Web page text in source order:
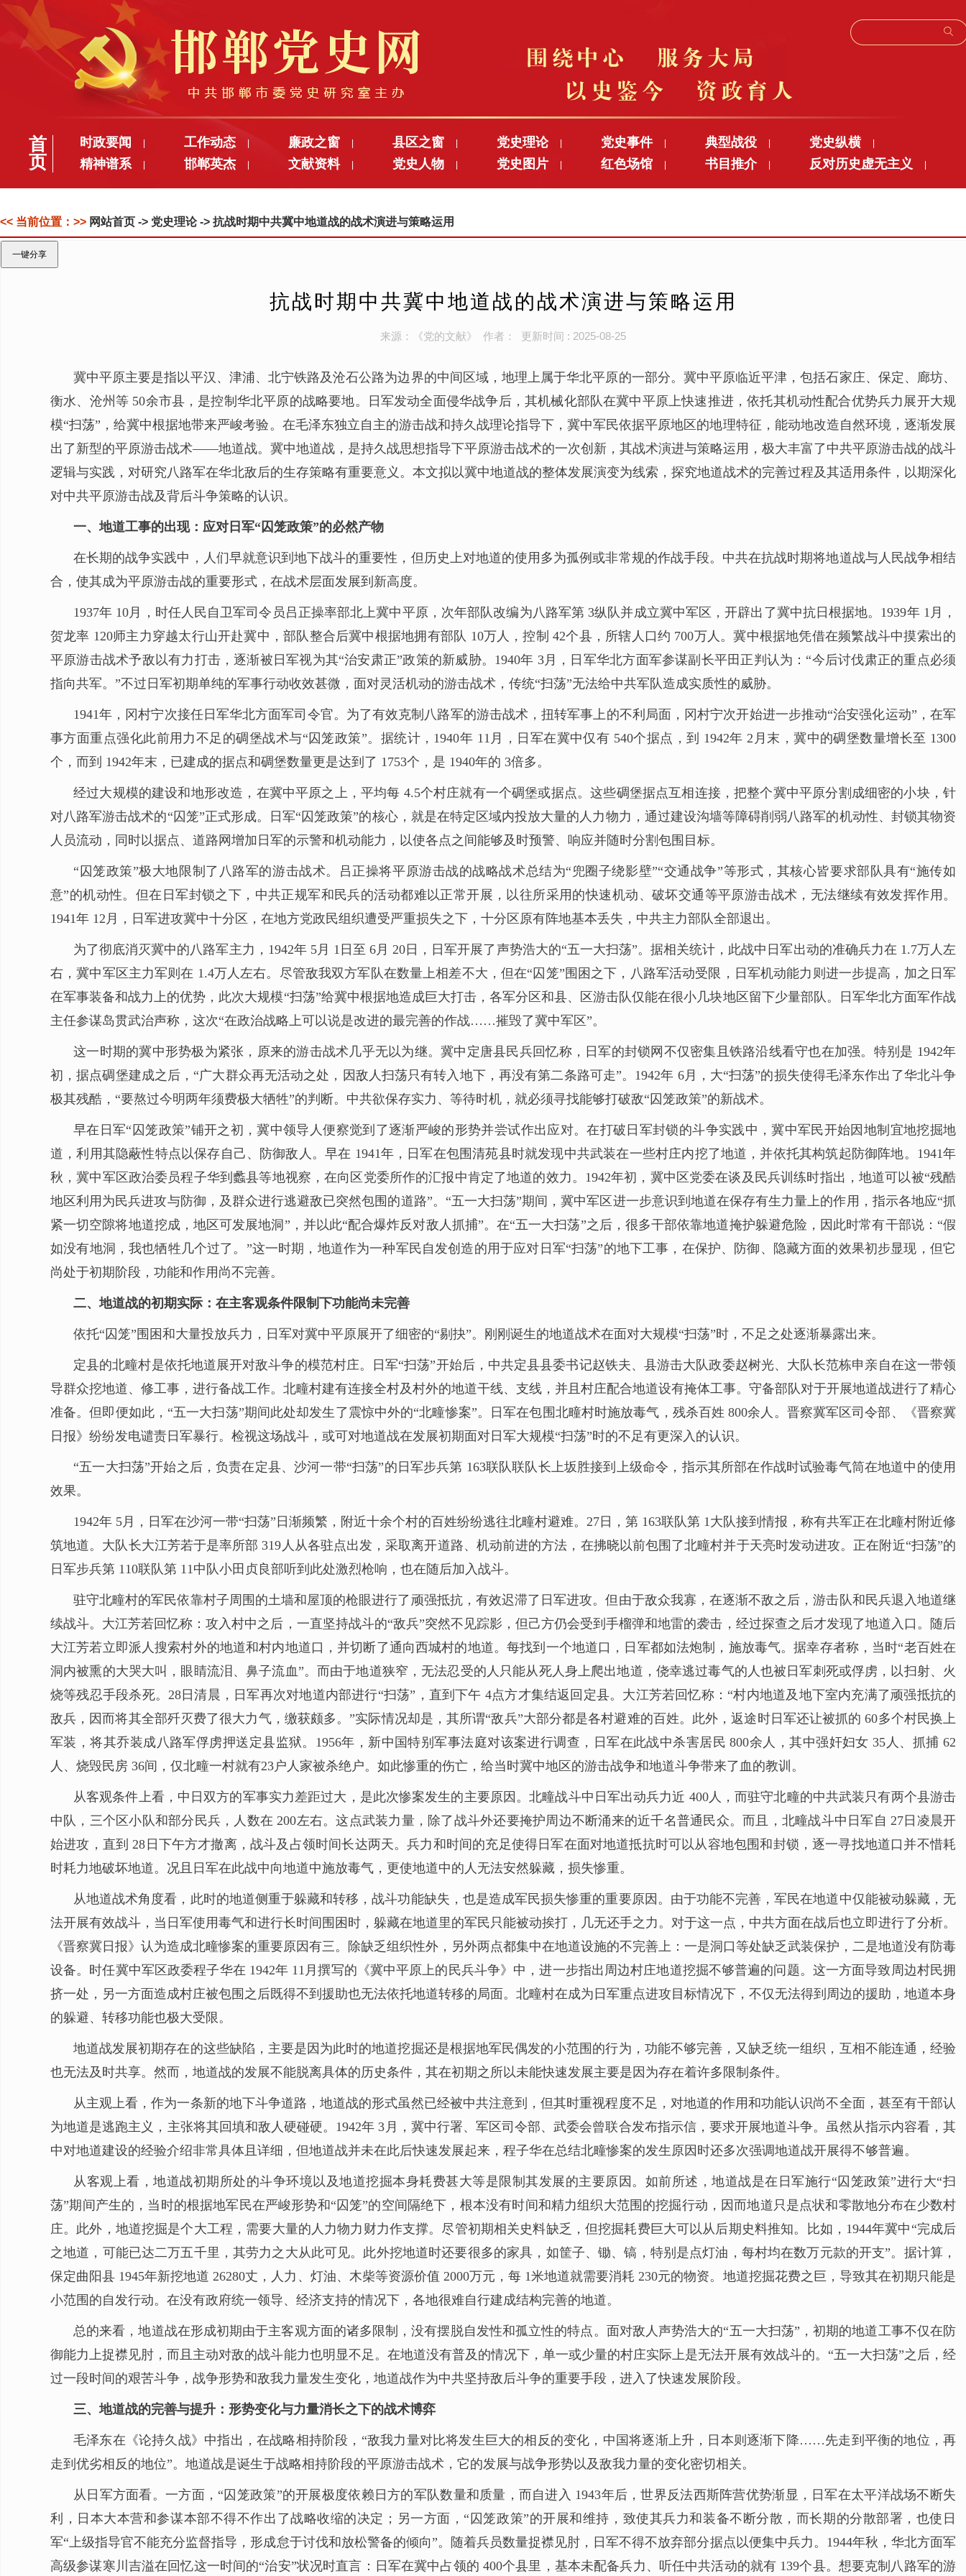
首
页
时政要闻 工作动态 廉政之窗 县区之窗 党史理论 党史事件 典型战役 党史纵横
精神谱系 邯郸英杰 文献资料 党史人物 党史图片 红色场馆 书目推介 反对历史虚无主义
<< 当前位置：>> 网站首页 -> 党史理论 -> 抗战时期中共冀中地道战的战术演进与策略运用
一键分享
抗战时期中共冀中地道战的战术演进与策略运用
来源：《党的文献》 作者： 更新时间 : 2025-08-25
冀中平原主要是指以平汉、津浦、北宁铁路及沧石公路为边界的中间区域，地理上属于华北平原的一部分。冀中平原临近平津，包括石家庄、保定、廊坊、
衡水、沧州等 50余市县，是控制华北平原的战略要地。日军发动全面侵华战争后，其机械化部队在冀中平原上快速推进，依托其机动性配合优势兵力展开大规
模“扫荡”，给冀中根据地带来严峻考验。在毛泽东独立自主的游击战和持久战理论指导下，冀中军民依据平原地区的地理特征，能动地改造自然环境，逐渐发展
出了新型的平原游击战术——地道战。冀中地道战，是持久战思想指导下平原游击战术的一次创新，其战术演进与策略运用，极大丰富了中共平原游击战的战斗
逻辑与实践，对研究八路军在华北敌后的生存策略有重要意义。本文拟以冀中地道战的整体发展演变为线索，探究地道战术的完善过程及其适用条件，以期深化
对中共平原游击战及背后斗争策略的认识。
一、地道工事的出现：应对日军“囚笼政策”的必然产物
在长期的战争实践中，人们早就意识到地下战斗的重要性，但历史上对地道的使用多为孤例或非常规的作战手段。中共在抗战时期将地道战与人民战争相结
合，使其成为平原游击战的重要形式，在战术层面发展到新高度。
1937年 10月，时任人民自卫军司令员吕正操率部北上冀中平原，次年部队改编为八路军第 3纵队并成立冀中军区，开辟出了冀中抗日根据地。1939年 1月，
贺龙率 120师主力穿越太行山开赴冀中，部队整合后冀中根据地拥有部队 10万人，控制 42个县，所辖人口约 700万人。冀中根据地凭借在频繁战斗中摸索出的
平原游击战术予敌以有力打击，逐渐被日军视为其“治安肃正”政策的新威胁。1940年 3月，日军华北方面军参谋副长平田正判认为：“今后讨伐肃正的重点必须
指向共军。”不过日军初期单纯的军事行动收效甚微，面对灵活机动的游击战术，传统“扫荡”无法给中共军队造成实质性的威胁。
1941年，冈村宁次接任日军华北方面军司令官。为了有效克制八路军的游击战术，扭转军事上的不利局面，冈村宁次开始进一步推动“治安强化运动”，在军
事方面重点强化此前用力不足的碉堡战术与“囚笼政策”。据统计，1940年 11月，日军在冀中仅有 540个据点，到 1942年 2月末，冀中的碉堡数量增长至 1300
个，而到 1942年末，已建成的据点和碉堡数量更是达到了 1753个，是 1940年的 3倍多。
经过大规模的建设和地形改造，在冀中平原之上，平均每 4.5个村庄就有一个碉堡或据点。这些碉堡据点互相连接，把整个冀中平原分割成细密的小块，针
对八路军游击战术的“囚笼”正式形成。日军“囚笼政策”的核心，就是在特定区域内投放大量的人力物力，通过建设沟墙等障碍削弱八路军的机动性、封锁其物资
人员流动，同时以据点、道路网增加日军的示警和机动能力，以使各点之间能够及时预警、响应并随时分割包围目标。
“囚笼政策”极大地限制了八路军的游击战术。吕正操将平原游击战的战略战术总结为“兜圈子绕影壁”“交通战争”等形式，其核心皆要求部队具有“施传如
意”的机动性。但在日军封锁之下，中共正规军和民兵的活动都难以正常开展，以往所采用的快速机动、破坏交通等平原游击战术，无法继续有效发挥作用。
1941年 12月，日军进攻冀中十分区，在地方党政民组织遭受严重损失之下，十分区原有阵地基本丢失，中共主力部队全部退出。
为了彻底消灭冀中的八路军主力，1942年 5月 1日至 6月 20日，日军开展了声势浩大的“五一大扫荡”。据相关统计，此战中日军出动的准确兵力在 1.7万人左
右，冀中军区主力军则在 1.4万人左右。尽管敌我双方军队在数量上相差不大，但在“囚笼”围困之下，八路军活动受限，日军机动能力则进一步提高，加之日军
在军事装备和战力上的优势，此次大规模“扫荡”给冀中根据地造成巨大打击，各军分区和县、区游击队仅能在很小几块地区留下少量部队。日军华北方面军作战
主任参谋岛贯武治声称，这次“在政治战略上可以说是改进的最完善的作战……摧毁了冀中军区”。
这一时期的冀中形势极为紧张，原来的游击战术几乎无以为继。冀中定唐县民兵回忆称，日军的封锁网不仅密集且铁路沿线看守也在加强。特别是 1942年
初，据点碉堡建成之后，“广大群众再无活动之处，因敌人扫荡只有转入地下，再没有第二条路可走”。1942年 6月，大“扫荡”的损失使得毛泽东作出了华北斗争
极其残酷，“要熬过今明两年须费极大牺牲”的判断。中共欲保存实力、等待时机，就必须寻找能够打破敌“囚笼政策”的新战术。
早在日军“囚笼政策”铺开之初，冀中领导人便察觉到了逐渐严峻的形势并尝试作出应对。在打破日军封锁的斗争实践中，冀中军民开始因地制宜地挖掘地
道，利用其隐蔽性特点以保存自己、防御敌人。早在 1941年，日军在包围清苑县时就发现中共武装在一些村庄内挖了地道，并依托其构筑起防御阵地。1941年
秋，冀中军区政治委员程子华到蠡县等地视察，在向区党委所作的汇报中肯定了地道的效力。1942年初，冀中区党委在谈及民兵训练时指出，地道可以被“残酷
地区利用为民兵进攻与防御，及群众进行逃避敌已突然包围的道路”。“五一大扫荡”期间，冀中军区进一步意识到地道在保存有生力量上的作用，指示各地应“抓
紧一切空隙将地道挖成，地区可发展地洞”，并以此“配合爆炸反对敌人抓捕”。在“五一大扫荡”之后，很多干部依靠地道掩护躲避危险，因此时常有干部说：“假
如没有地洞，我也牺牲几个过了。”这一时期，地道作为一种军民自发创造的用于应对日军“扫荡”的地下工事，在保护、防御、隐藏方面的效果初步显现，但它
尚处于初期阶段，功能和作用尚不完善。
二、地道战的初期实际：在主客观条件限制下功能尚未完善
依托“囚笼”围困和大量投放兵力，日军对冀中平原展开了细密的“剔抉”。刚刚诞生的地道战术在面对大规模“扫荡”时，不足之处逐渐暴露出来。
定县的北疃村是依托地道展开对敌斗争的模范村庄。日军“扫荡”开始后，中共定县县委书记赵铁夫、县游击大队政委赵树光、大队长范栋申亲自在这一带领
导群众挖地道、修工事，进行备战工作。北疃村建有连接全村及村外的地道干线、支线，并且村庄配合地道设有掩体工事。守备部队对于开展地道战进行了精心
准备。但即便如此，“五一大扫荡”期间此处却发生了震惊中外的“北疃惨案”。日军在包围北疃村时施放毒气，残杀百姓 800余人。晋察冀军区司令部、《晋察冀
日报》纷纷发电谴责日军暴行。检视这场战斗，或可对地道战在发展初期面对日军大规模“扫荡”时的不足有更深入的认识。
“五一大扫荡”开始之后，负责在定县、沙河一带“扫荡”的日军步兵第 163联队联队长上坂胜接到上级命令，指示其所部在作战时试验毒气筒在地道中的使用
效果。
1942年 5月，日军在沙河一带“扫荡”日渐频繁，附近十余个村的百姓纷纷逃往北疃村避难。27日，第 163联队第 1大队接到情报，称有共军正在北疃村附近修
筑地道。大队长大江芳若于是率所部 319人从各驻点出发，采取离开道路、机动前进的方法，在拂晓以前包围了北疃村并于天亮时发动进攻。正在附近“扫荡”的
日军步兵第 110联队第 11中队小田贞良部听到此处激烈枪响，也在随后加入战斗。
驻守北疃村的军民依靠村子周围的土墙和屋顶的枪眼进行了顽强抵抗，有效迟滞了日军进攻。但由于敌众我寡，在逐渐不敌之后，游击队和民兵退入地道继
续战斗。大江芳若回忆称：攻入村中之后，一直坚持战斗的“敌兵”突然不见踪影，但己方仍会受到手榴弹和地雷的袭击，经过探查之后才发现了地道入口。随后
大江芳若立即派人搜索村外的地道和村内地道口，并切断了通向西城村的地道。每找到一个地道口，日军都如法炮制，施放毒气。据幸存者称，当时“老百姓在
洞内被熏的大哭大叫，眼睛流泪、鼻子流血”。而由于地道狭窄，无法忍受的人只能从死人身上爬出地道，侥幸逃过毒气的人也被日军刺死或俘虏，以扫射、火
烧等残忍手段杀死。28日清晨，日军再次对地道内部进行“扫荡”，直到下午 4点方才集结返回定县。大江芳若回忆称：“村内地道及地下室内充满了顽强抵抗的
敌兵，因而将其全部歼灭费了很大力气，缴获颇多。”实际情况却是，其所谓“敌兵”大部分都是各村避难的百姓。此外，返途时日军还让被抓的 60多个村民换上
军装，将其乔装成八路军俘虏押送定县监狱。1956年，新中国特别军事法庭对该案进行调查，日军在此战中杀害居民 800余人，其中强奸妇女 35人、抓捕 62
人、烧毁民房 36间，仅北疃一村就有23户人家被杀绝户。如此惨重的伤亡，给当时冀中地区的游击战争和地道斗争带来了血的教训。
从客观条件上看，中日双方的军事实力差距过大，是此次惨案发生的主要原因。北疃战斗中日军出动兵力近 400人，而驻守北疃的中共武装只有两个县游击
中队，三个区小队和部分民兵，人数在 200左右。这点武装力量，除了战斗外还要掩护周边不断涌来的近千名普通民众。而且，北疃战斗中日军自 27日凌晨开
始进攻，直到 28日下午方才撤离，战斗及占领时间长达两天。兵力和时间的充足使得日军在面对地道抵抗时可以从容地包围和封锁，逐一寻找地道口并不惜耗
时耗力地破坏地道。况且日军在此战中向地道中施放毒气，更使地道中的人无法安然躲藏，损失惨重。
从地道战术角度看，此时的地道侧重于躲藏和转移，战斗功能缺失，也是造成军民损失惨重的重要原因。由于功能不完善，军民在地道中仅能被动躲藏，无
法开展有效战斗，当日军使用毒气和进行长时间围困时，躲藏在地道里的军民只能被动挨打，几无还手之力。对于这一点，中共方面在战后也立即进行了分析。
《晋察冀日报》认为造成北疃惨案的重要原因有三。除缺乏组织性外，另外两点都集中在地道设施的不完善上：一是洞口等处缺乏武装保护，二是地道没有防毒
设备。时任冀中军区政委程子华在 1942年 11月撰写的《冀中平原上的民兵斗争》中，进一步指出周边村庄地道挖掘不够普遍的问题。这一方面导致周边村民拥
挤一处，另一方面造成村庄被包围之后既得不到援助也无法依托地道转移的局面。北疃村在成为日军重点进攻目标情况下，不仅无法得到周边的援助，地道本身
的躲避、转移功能也极大受限。
地道战发展初期存在的这些缺陷，主要是因为此时的地道挖掘还是根据地军民偶发的小范围的行为，功能不够完善，又缺乏统一组织，互相不能连通，经验
也无法及时共享。然而，地道战的发展不能脱离具体的历史条件，其在初期之所以未能快速发展主要是因为存在着许多限制条件。
从主观上看，作为一条新的地下斗争道路，地道战的形式虽然已经被中共注意到，但其时重视程度不足，对地道的作用和功能认识尚不全面，甚至有干部认
为地道是逃跑主义，主张将其回填和敌人硬碰硬。1942年 3月，冀中行署、军区司令部、武委会曾联合发布指示信，要求开展地道斗争。虽然从指示内容看，其
中对地道建设的经验介绍非常具体且详细，但地道战并未在此后快速发展起来，程子华在总结北疃惨案的发生原因时还多次强调地道战开展得不够普遍。
从客观上看，地道战初期所处的斗争环境以及地道挖掘本身耗费甚大等是限制其发展的主要原因。如前所述，地道战是在日军施行“囚笼政策”进行大“扫
荡”期间产生的，当时的根据地军民在严峻形势和“囚笼”的空间隔绝下，根本没有时间和精力组织大范围的挖掘行动，因而地道只是点状和零散地分布在少数村
庄。此外，地道挖掘是个大工程，需要大量的人力物力财力作支撑。尽管初期相关史料缺乏，但挖掘耗费巨大可以从后期史料推知。比如，1944年冀中“完成后
之地道，可能已达二万五千里，其劳力之大从此可见。此外挖地道时还要很多的家具，如筐子、锄、镐，特别是点灯油，每村均在数万元款的开支”。据计算，
保定曲阳县 1945年新挖地道 26280丈，人力、灯油、木柴等资源价值 2000万元，每 1米地道就需要消耗 230元的物资。地道挖掘花费之巨，导致其在初期只能是
小范围的自发行动。在没有政府统一领导、经济支持的情况下，各地很难自行建成结构完善的地道。
总的来看，地道战在形成初期由于主客观方面的诸多限制，没有摆脱自发性和孤立性的特点。面对敌人声势浩大的“五一大扫荡”，初期的地道工事不仅在防
御能力上捉襟见肘，而且主动对敌的战斗能力也明显不足。在地道没有普及的情况下，单一或少量的村庄实际上是无法开展有效战斗的。“五一大扫荡”之后，经
过一段时间的艰苦斗争，战争形势和敌我力量发生变化，地道战作为中共坚持敌后斗争的重要手段，进入了快速发展阶段。
三、地道战的完善与提升：形势变化与力量消长之下的战术博弈
毛泽东在《论持久战》中指出，在战略相持阶段，“敌我力量对比将发生巨大的相反的变化，中国将逐渐上升，日本则逐渐下降……先走到平衡的地位，再
走到优劣相反的地位”。地道战是诞生于战略相持阶段的平原游击战术，它的发展与战争形势以及敌我力量的变化密切相关。
从日军方面看。一方面，“囚笼政策”的开展极度依赖日方的军队数量和质量，而自进入 1943年后，世界反法西斯阵营优势渐显，日军在太平洋战场不断失
利，日本大本营和参谋本部不得不作出了战略收缩的决定；另一方面，“囚笼政策”的开展和维持，致使其兵力和装备不断分散，而长期的分散部署，也使日
军“上级指导官不能充分监督指导，形成怠于讨伐和放松警备的倾向”。随着兵员数量捉襟见肘，日军不得不放弃部分据点以便集中兵力。1944年秋，华北方面军
高级参谋寒川吉溢在回忆这一时间的“治安”状况时直言：日军在冀中占领的 400个县里，基本未配备兵力、听任中共活动的就有 139个县。想要克制八路军的游